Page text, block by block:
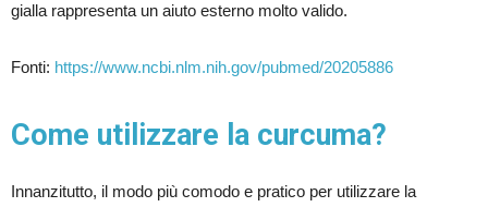
gialla rappresenta un aiuto esterno molto valido.
Fonti: https://www.ncbi.nlm.nih.gov/pubmed/20205886
Come utilizzare la curcuma?
Innanzitutto, il modo più comodo e pratico per utilizzare la